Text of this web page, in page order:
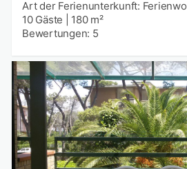
Art der Ferienunterkunft:
10 Gäste
180 m²
Bewertungen: 5